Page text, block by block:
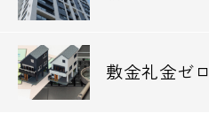
敷金礼金ゼロ